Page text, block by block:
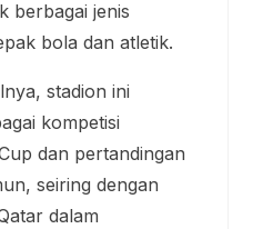
berbagai jenis
bola dan atletik.
stadion ini
kompetisi
dan pertandingan
seiring dengan
dalam